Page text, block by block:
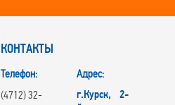
КОНТАКТЫ
Телефон:
(4712) 32-
Адрес:
г.Курск, 2-